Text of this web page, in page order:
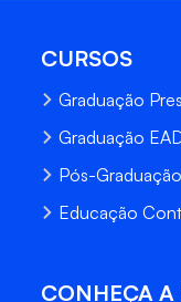
CURSOS
Graduação
Graduação
Pós-Graduação
Educação
CONHEÇA